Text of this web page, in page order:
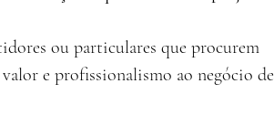
ou particulares que procurem
valor e profissionalismo ao negócio de